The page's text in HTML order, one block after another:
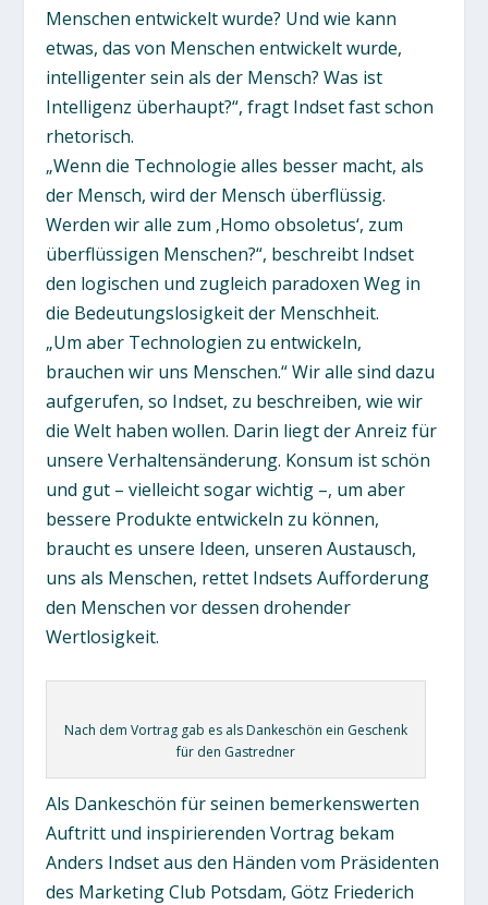
Menschen entwickelt wurde? Und wie kann
etwas, das von Menschen entwickelt wurde,
intelligenter sein als der Mensch? Was ist
Intelligenz überhaupt?“, fragt Indset fast schon
rhetorisch.
„Wenn die Technologie alles besser macht, als
der Mensch, wird der Mensch überflüssig.
Werden wir alle zum ‚Homo obsoletus‘, zum
überflüssigen Menschen?“, beschreibt Indset
den logischen und zugleich paradoxen Weg in
die Bedeutungslosigkeit der Menschheit.
„Um aber Technologien zu entwickeln,
brauchen wir uns Menschen.“ Wir alle sind dazu
aufgerufen, so Indset, zu beschreiben, wie wir
die Welt haben wollen. Darin liegt der Anreiz für
unsere Verhaltensänderung. Konsum ist schön
und gut – vielleicht sogar wichtig –, um aber
bessere Produkte entwickeln zu können,
braucht es unsere Ideen, unseren Austausch,
uns als Menschen, rettet Indsets Aufforderung
den Menschen vor dessen drohender
Wertlosigkeit.
Nach dem Vortrag gab es als Dankeschön ein Geschenk
für den Gastredner
Als Dankeschön für seinen bemerkenswerten
Auftritt und inspirierenden Vortrag bekam
Anders Indset aus den Händen vom Präsidenten
des Marketing Club Potsdam, Götz Friederich